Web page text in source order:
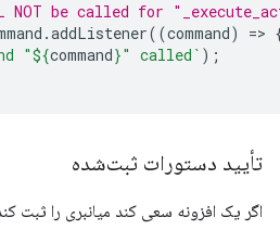
be called for
.addListener((command) =>
"${command}" called` );
تأیید دستورات ثبت‌شده
اگر یک افزونه سعی کند میانبری را ثبت